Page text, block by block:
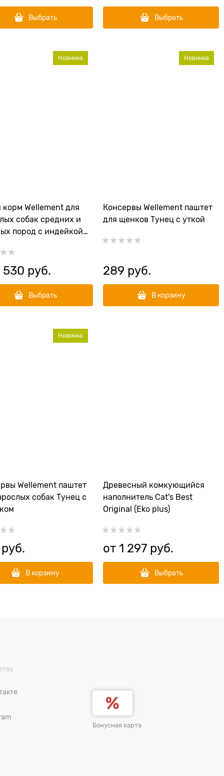
Выбрать Выбрать
корм Wellement для
собак средних и
пород с индейкой
Новинка
530 руб.
Выбрать
Консервы Wellement паштет
для щенков Тунец с уткой
Новинка
289 руб.
В корзину
Wellement паштет
собак Тунец с
Новинка
руб.
В корзину
Древесный комкующийся
наполнитель Cat's Best
Original (Eko plus)
от 1 297 руб.
Выбрать
Бонусная карта